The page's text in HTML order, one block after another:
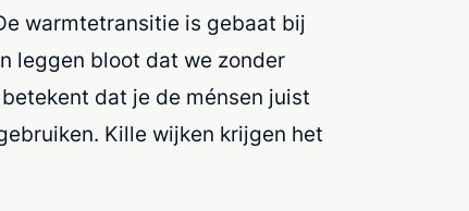
warmtetransitie is gebaat bij
leggen bloot dat we zonder
dat je de ménsen juist
Kille wijken krijgen het